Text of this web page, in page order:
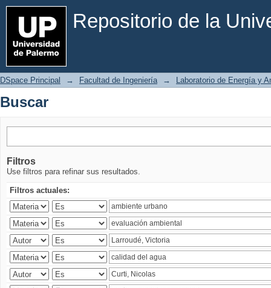
Repositorio de la
Buscar
DSpace Principal → Facultad de Ingeniería → Laboratorio de Energía y
Buscar
Filtros
Use filtros para refinar sus resultados.
Filtros actuales: